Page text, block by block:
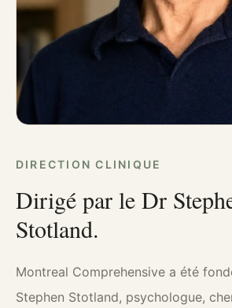
DIRECTION CLINIQUE
Dirigé par le Dr
Stotland.
Montreal Comprehensive a été
Stephen Stotland, psychologue,